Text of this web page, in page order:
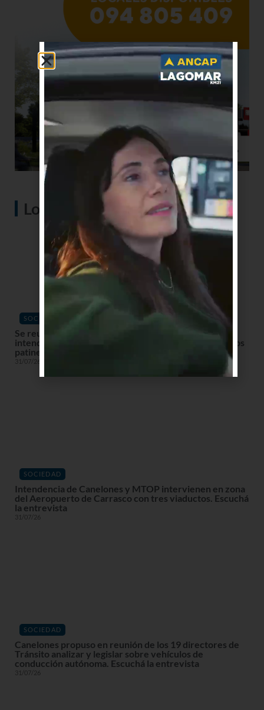
Lo más visto
SOCIEDAD
Se reunieron los 19 directores de Tránsito de las
intendencias y se acordaron pautas normativas para los
patines eléctricos. Escuchá la entrevista
31/07/26
SOCIEDAD
Intendencia de Canelones y MTOP intervienen en zona
del Aeropuerto de Carrasco con tres viaductos. Escuchá
la entrevista
31/07/26
SOCIEDAD
Canelones propuso en reunión de los 19 directores de
Tránsito analizar y legislar sobre vehículos de
conducción autónoma. Escuchá la entrevista
31/07/26